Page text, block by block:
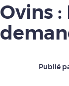
Ovins
Publié